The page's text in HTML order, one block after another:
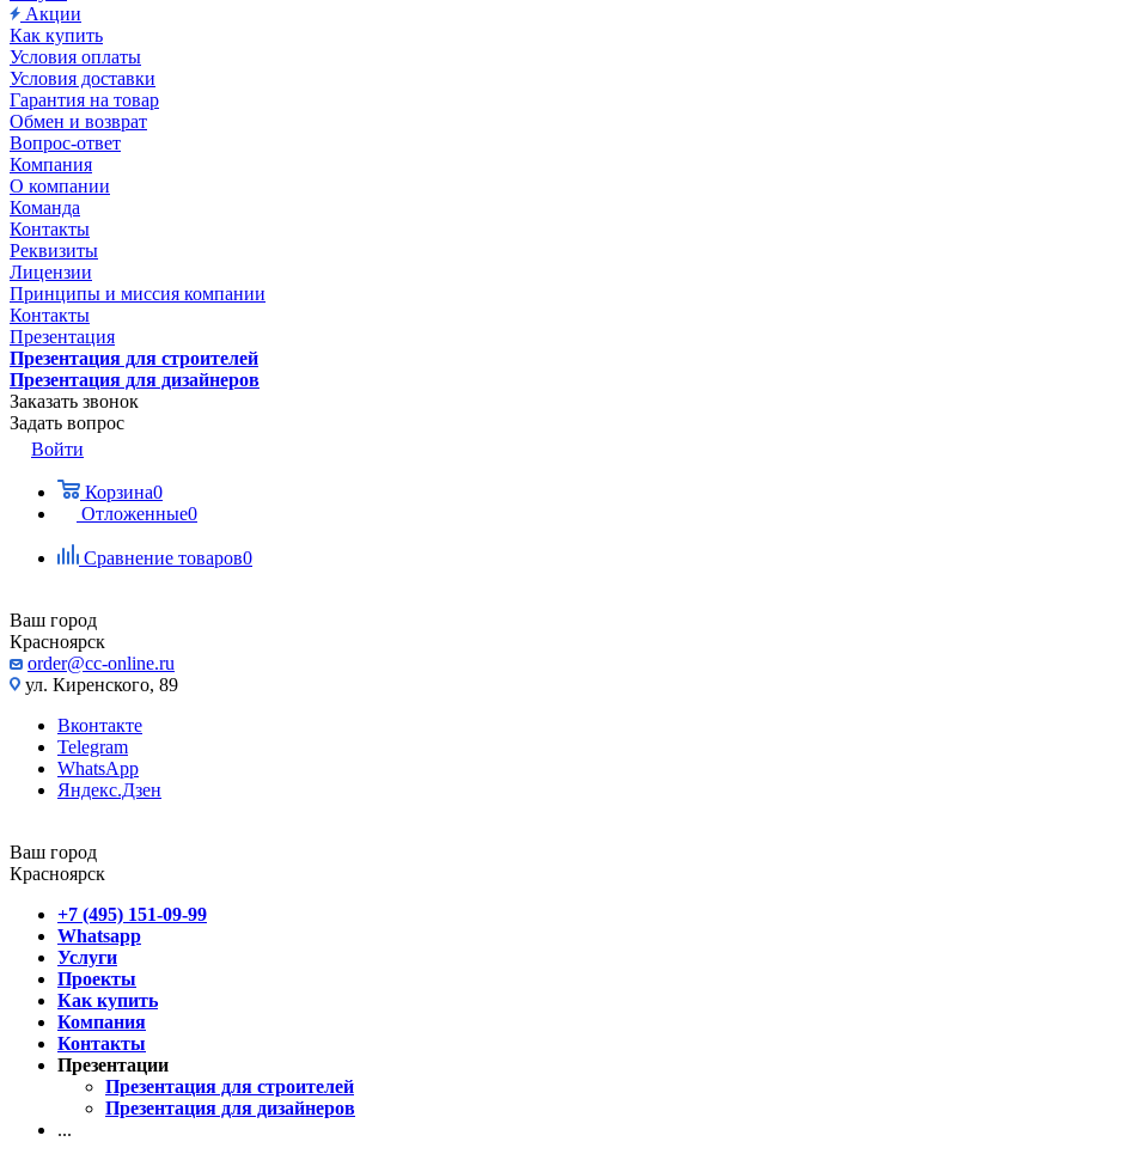
Акции
Как купить
Условия оплаты
Условия доставки
Гарантия на товар
Обмен и возврат
Вопрос-ответ
Компания
О компании
Команда
Контакты
Реквизиты
Лицензии
Принципы и миссия компании
Контакты
Презентация
Презентация для строителей
Презентация для дизайнеров
Заказать звонок
Задать вопрос
Войти
Корзина0
Отложенные0
Сравнение товаров0
Ваш город
Красноярск
order@cc-online.ru
ул. Киренского, 89
Вконтакте
Telegram
WhatsApp
Яндекс.Дзен
Ваш город
Красноярск
+7 (495) 151-09-99
Whatsapp
Услуги
Проекты
Как купить
Компания
Контакты
Презентации
Презентация для строителей
Презентация для дизайнеров
...